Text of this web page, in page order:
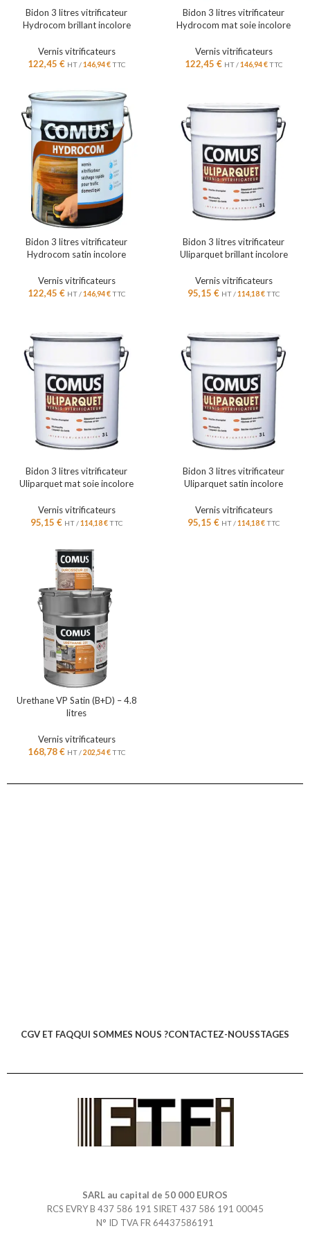
Bidon 3 litres vitrificateur
Hydrocom brillant incolore
Vernis vitrificateurs
122,45 € HT /146,94€TTC
Bidon 3 litres vitrificateur
Hydrocom mat soie incolore
Vernis vitrificateurs
122,45 € HT /146,94€TTC
Bidon 3 litres vitrificateur
Hydrocom satin incolore
Vernis vitrificateurs
122,45 € HT /146,94€TTC
Bidon 3 litres vitrificateur
Uliparquet brillant incolore
Vernis vitrificateurs
95,15 € HT /114,18€TTC
Bidon 3 litres vitrificateur
Uliparquet mat soie incolore
Vernis vitrificateurs
95,15 € HT /114,18€TTC
Bidon 3 litres vitrificateur
Uliparquet satin incolore
Vernis vitrificateurs
95,15 € HT /114,18€TTC
Urethane VP Satin (B+D) – 4.8
litres
Vernis vitrificateurs
168,78€ HT /202,54€TTC
CGV ET FAQQUI SOMMES NOUS ?CONTACTEZ-NOUSSTAGES
SARL au capital de 50 000 EUROS
RCS EVRY B 437 586 191 SIRET 437 586 191 00045
N° ID TVA FR 64437586191